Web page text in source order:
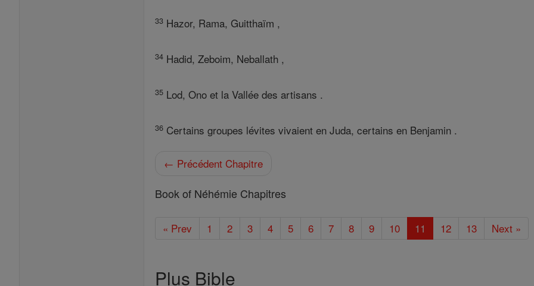
33 Hazor, Rama, Guitthaïm ,
34 Hadid, Zeboim, Neballath ,
35 Lod, Ono et la Vallée des artisans .
36 Certains groupes lévites vivaient en Juda, certains en Benjamin .
← Précédent Chapitre
Book of Néhémie Chapitres
« Prev 1 2 3 4 5 6 7 8 9 10 11 12 13 Next »
Plus Bible